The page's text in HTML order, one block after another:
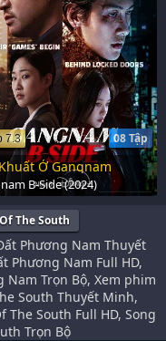
08 Tập
7.3
Ở Gangnam
B-Side (2024)
The South
Phương Nam Thuyết
Phương Nam Full HD,
Trọn Bộ, Xem phim
South Thuyết Minh,
The South Full HD, Song
Trọn Bộ